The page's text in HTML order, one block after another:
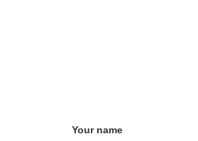
Your name